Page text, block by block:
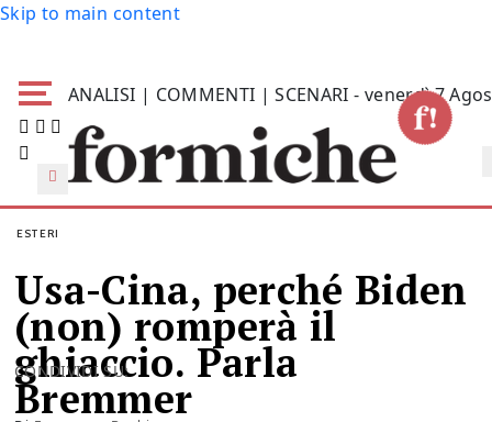
Skip to main content
ANALISI | COMMENTI | SCENARI - venerdì 7
ESTERI
Usa-Cina, perché Biden
(non) romperà il
ghiaccio. Parla
Bremmer
CONDIVIDI SU: